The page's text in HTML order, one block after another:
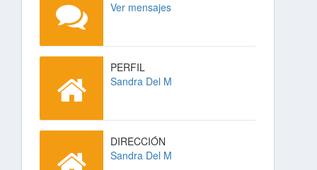
Ver mensajes
PERFIL
Sandra Del M
DIRECCIÓN
Sandra Del M